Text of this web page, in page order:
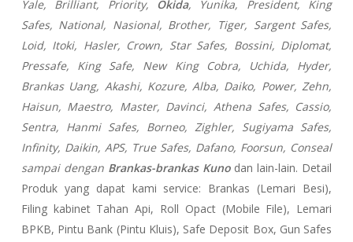
Yale, Brilliant, Priority, Okida, Yunika, President, King
Safes, National, Nasional, Brother, Tiger, Sargent Safes,
Loid, Itoki, Hasler, Crown, Star Safes, Bossini, Diplomat,
Pressafe, King Safe, New King Cobra, Uchida, Hyder,
Brankas Uang, Akashi, Kozure, Alba, Daiko, Power, Zehn,
Haisun, Maestro, Master, Davinci, Athena Safes, Cassio,
Sentra, Hanmi Safes, Borneo, Zighler, Sugiyama Safes,
Infinity, Daikin, APS, True Safes, Dafano, Foorsun, Conseal
sampai dengan Brankas-brankas Kunodan lain-lain. Detail
Produk yang dapat kami service: Brankas (Lemari Besi),
Filing kabinet Tahan Api, Roll Opact (Mobile File), Lemari
BPKB, Pintu Bank (Pintu Kluis), Safe Deposit Box, Gun Safes